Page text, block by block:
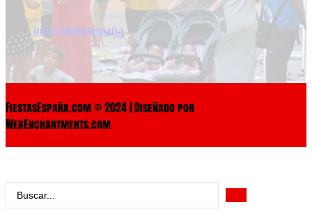
info@fiestasespaña
FiestasEspaña.com © 2024 | Diseñado por
WebEnchantments.com